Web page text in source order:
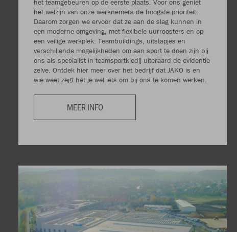
het teamgebeuren op de eerste plaats. Voor ons geniet
het welzijn van onze werknemers de hoogste prioriteit.
Daarom zorgen we ervoor dat ze aan de slag kunnen in
een moderne omgeving, met flexibele uurroosters en op
een veilige werkplek. Teambuildings, uitstapjes en
verschillende mogelijkheden om aan sport te doen zijn bij
ons als specialist in teamsportkledij uiteraard de evidentie
zelve. Ontdek hier meer over het bedrijf dat JAKO is en
wie weet zegt het je wel iets om bij ons te komen werken.
MEER INFO